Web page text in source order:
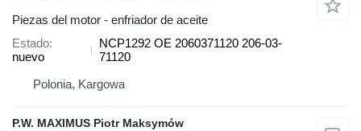
Piezas del motor - enfriador de aceite
Estado
nuevo
NCP1292 OE 2060371120 206-03-
71120
Polonia, Kargowa
P.W. MAXIMUS Piotr Maksymów